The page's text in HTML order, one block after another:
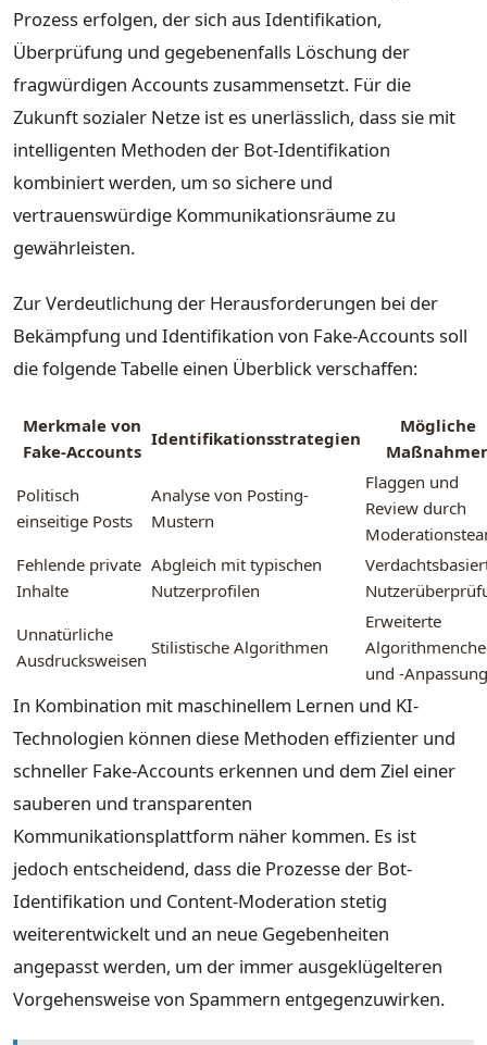
Prozess erfolgen, der sich aus Identifikation,
Überprüfung und gegebenenfalls Löschung der
fragwürdigen Accounts zusammensetzt. Für die
Zukunft sozialer Netze ist es unerlässlich, dass sie mit
intelligenten Methoden der Bot-Identifikation
kombiniert werden, um so sichere und
vertrauenswürdige Kommunikationsräume zu
gewährleisten.
Zur Verdeutlichung der Herausforderungen bei der
Bekämpfung und Identifikation von Fake-Accounts soll
die folgende Tabelle einen Überblick verschaffen:
Merkmale von
Fake-Accounts
Identifikationsstrategien
Mögliche
Politisch
einseitige Posts
Analyse von Posting-
Mustern
Flaggen und
Review durch
Fehlende private
Inhalte
Abgleich mit typischen
Nutzerprofilen
Unnatürliche
Ausdrucksweisen
Stilistische Algorithmen
Erweiterte
und -
In Kombination mit maschinellem Lernen und KI-
Technologien können diese Methoden effizienter und
schneller Fake-Accounts erkennen und dem Ziel einer
sauberen und transparenten
Kommunikationsplattform näher kommen. Es ist
jedoch entscheidend, dass die Prozesse der Bot-
Identifikation und Content-Moderation stetig
weiterentwickelt und an neue Gegebenheiten
angepasst werden, um der immer ausgeklügelteren
Vorgehensweise von Spammern entgegenzuwirken.